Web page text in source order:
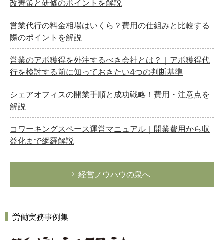
改善策と研修のポイントを解説
営業代行の料金相場はいくら？費用の仕組みと比較する
際のポイントを解説
営業のアポ獲得を外注するべき会社とは？｜アポ獲得代
行を検討する前に知っておきたい4つの判断基準
シェアオフィスの開業手順と成功戦略！費用・注意点を
解説
コワーキングスペース運営マニュアル｜開業費用から収
益化まで網羅解説
経営ノウハウの泉へ
労働実務事例集